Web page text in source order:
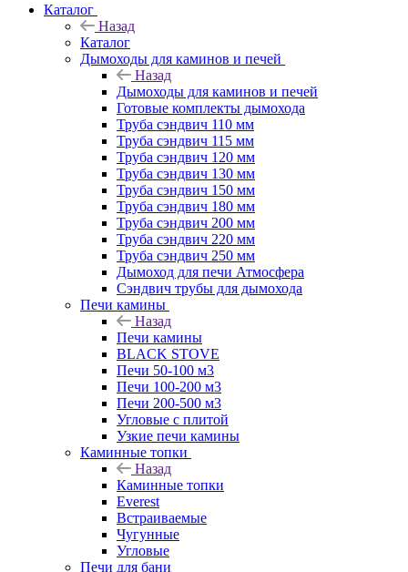
Каталог
Назад
Каталог
Дымоходы для каминов и печей
Назад
Дымоходы для каминов и печей
Готовые комплекты дымохода
Труба сэндвич 110 мм
Труба сэндвич 115 мм
Труба сэндвич 120 мм
Труба сэндвич 130 мм
Труба сэндвич 150 мм
Труба сэндвич 180 мм
Труба сэндвич 200 мм
Труба сэндвич 220 мм
Труба сэндвич 250 мм
Дымоход для печи Атмосфера
Сэндвич трубы для дымохода
Печи камины
Назад
Печи камины
BLACK STOVE
Печи 50-100 м3
Печи 100-200 м3
Печи 200-500 м3
Угловые с плитой
Узкие печи камины
Каминные топки
Назад
Каминные топки
Everest
Встраиваемые
Чугунные
Угловые
Печи для бани